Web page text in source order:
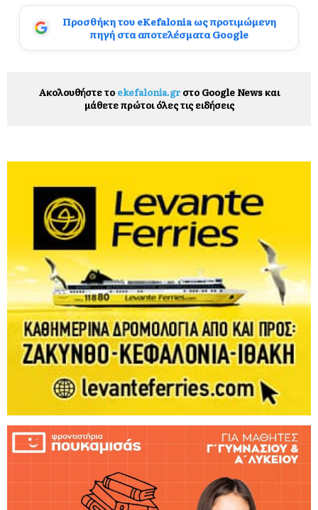
Προσθήκη του eKefalonia ως προτιμώμενη
πηγή στα αποτελέσματα Google
Ακολουθήστε το ekefalonia.grστο Google News και
μάθετε πρώτοι όλες τις ειδήσεις